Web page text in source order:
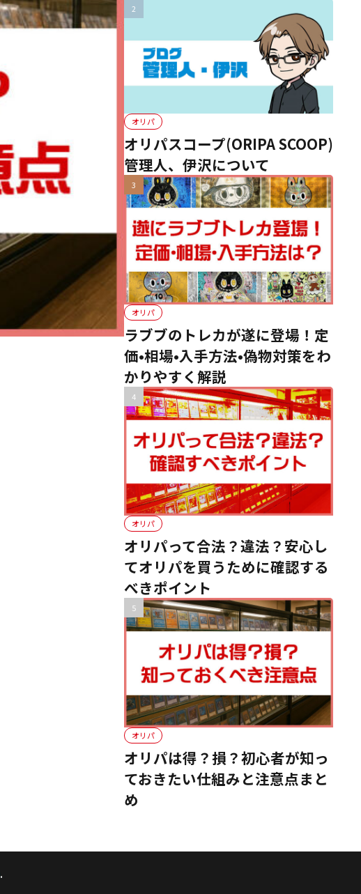
オリパ
オリパスコープ(ORIPA SCOOP)
管理人、伊沢について
オリパ
ラブブのトレカが遂に登場！定
価•相場•入手方法•偽物対策をわ
かりやすく解説
オリパ
オリパって合法？違法？安心し
てオリパを買うために確認する
べきポイント
オリパ
オリパは得？損？初心者が知っ
ておきたい仕組みと注意点まと
め
.